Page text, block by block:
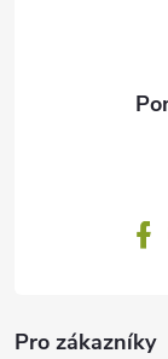
Pro zákazníky